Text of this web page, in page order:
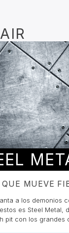
MUEVE
a los demonios
es Steel Metal,
pit con los grandes